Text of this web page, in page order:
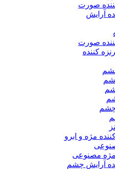
صورت
آرایش
صورت
کننده
چشم
مژه و ابرو
مصنوعی
آرایش چشم